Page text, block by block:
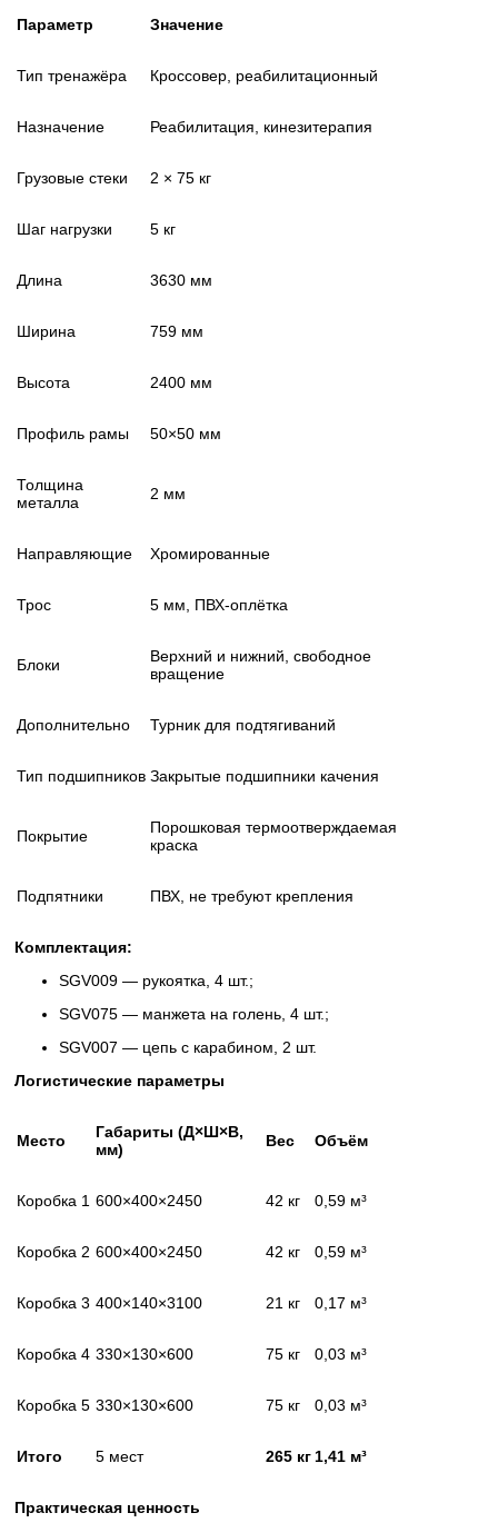
Параметр Значение
Тип тренажёра Кроссовер, реабилитационный
Назначение Реабилитация, кинезитерапия
Грузовые стеки 2 × 75 кг
Шаг нагрузки 5 кг
Длина 3630 мм
Ширина 759 мм
Высота 2400 мм
Профиль рамы 50×50 мм
Толщина
металла
2 мм
Направляющие Хромированные
Трос 5 мм, ПВХ-оплётка
Блоки
Верхний и нижний, свободное
вращение
Дополнительно Турник для подтягиваний
Тип подшипников Закрытые подшипники качения
Покрытие
Порошковая термоотверждаемая
краска
Подпятники ПВХ, не требуют крепления
Комплектация:
SGV009 — рукоятка, 4 шт.;
SGV075 — манжета на голень, 4 шт.;
SGV007 — цепь с карабином, 2 шт.
Логистические параметры
Место
Габариты (Д×Ш×В,
мм)
Вес Объём
Коробка 1 600×400×2450 42 кг 0,59 м³
Коробка 2 600×400×2450 42 кг 0,59 м³
Коробка 3 400×140×3100 21 кг 0,17 м³
Коробка 4 330×130×600 75 кг 0,03 м³
Коробка 5 330×130×600 75 кг 0,03 м³
Итого 5 мест 265 кг 1,41 м³
Практическая ценность